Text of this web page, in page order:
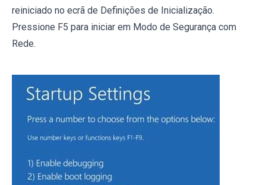
reiniciado no ecrã de Definições de Inicialização.
Pressione F5 para iniciar em Modo de Segurança com
Rede.